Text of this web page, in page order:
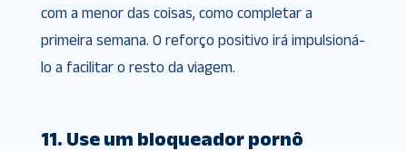
com a menor das coisas, como completar a
primeira semana. O reforço positivo irá impulsioná-
lo a facilitar o resto da viagem.
11. Use um bloqueador pornô